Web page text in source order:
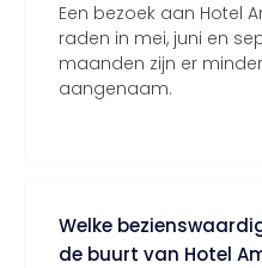
Een bezoek aan Hotel
raden in mei, juni en
maanden zijn er
aangenaam.
Welke
de buurt van Hotel